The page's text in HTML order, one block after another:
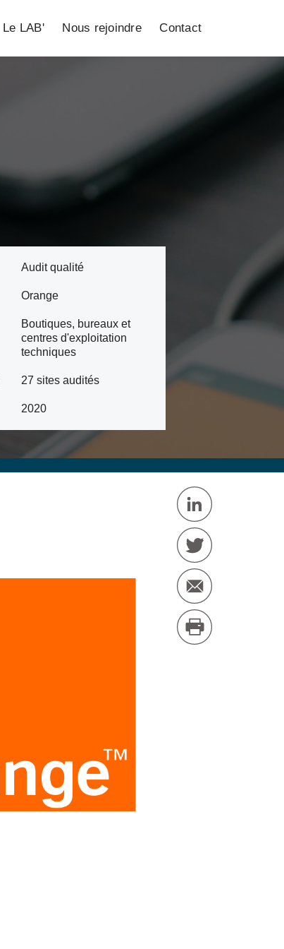
Le LAB' Nous rejoindre Contact
Audit qualité
Orange
Boutiques, bureaux et
centres d'exploitation
techniques
27 sites audités
2020